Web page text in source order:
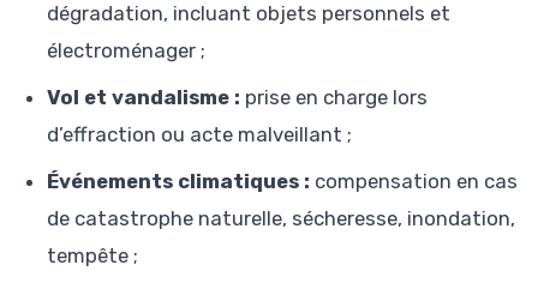
dégradation, incluant objets personnels et
électroménager ;
Vol et vandalisme : prise en charge lors
d’effraction ou acte malveillant ;
Événements climatiques : compensation en cas
de catastrophe naturelle, sécheresse, inondation,
tempête ;